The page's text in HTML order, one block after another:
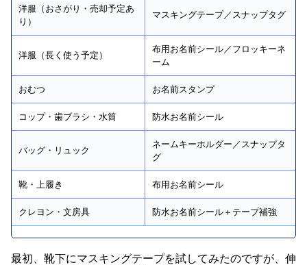
洋服（おさがり・売却予定あ
り）
マスキングテープ／スナップタグ
洋服（長く使う予定）
布用お名前シール／フロッキーネ
ーム
おむつ お名前スタンプ
コップ・歯ブラシ・水筒 防水お名前シール
バッグ・リュック
ネームキーホルダー／スナップタ
グ
靴・上履き 布用お名前シール
クレヨン・文房具 防水お名前シール＋テープ補強
最初、靴下にマスキングテープを試してみたのですが、伸